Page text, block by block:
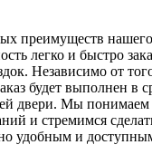
преимуществ нашего
легко и быстро
Независимо от
будет выполнен в
двери. Мы понимаем
и стремимся
удобным и